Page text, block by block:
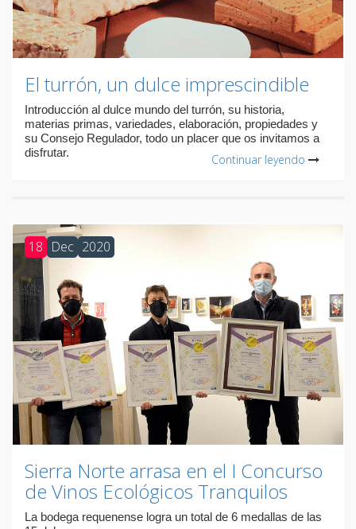
El turrón, un dulce imprescindible
Introducción al dulce mundo del turrón, su historia,
materias primas, variedades, elaboración, propiedades y
su Consejo Regulador, todo un placer que os invitamos a
disfrutar.
Continuar leyendo
18 Dec 2020
Sierra Norte arrasa en el I Concurso
de Vinos Ecológicos Tranquilos
La bodega requenense logra un total de 6 medallas de las